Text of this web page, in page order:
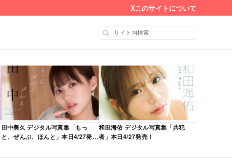
Xこのサイトについて
田中美久 デジタル写真集「もっ
と、ぜんぶ、ほんと」本日4/27発
和田海佑 デジタル写真集「共犯
者」本日4/27発売！